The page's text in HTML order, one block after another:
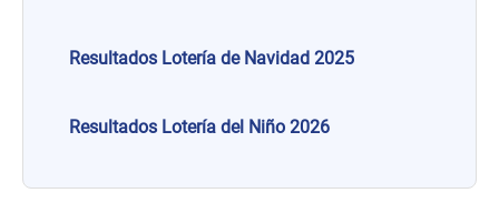
Resultados Lotería de Navidad 2025
Resultados Lotería del Niño 2026